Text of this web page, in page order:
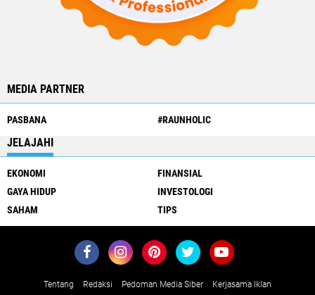
MEDIA PARTNER
PASBANA #RAUNHOLIC
JELAJAHI
EKONOMI
FINANSIAL
GAYA HIDUP
INVESTOLOGI
SAHAM
TIPS
Tentang Redaksi Pedoman Media Siber Kerjasama Iklan